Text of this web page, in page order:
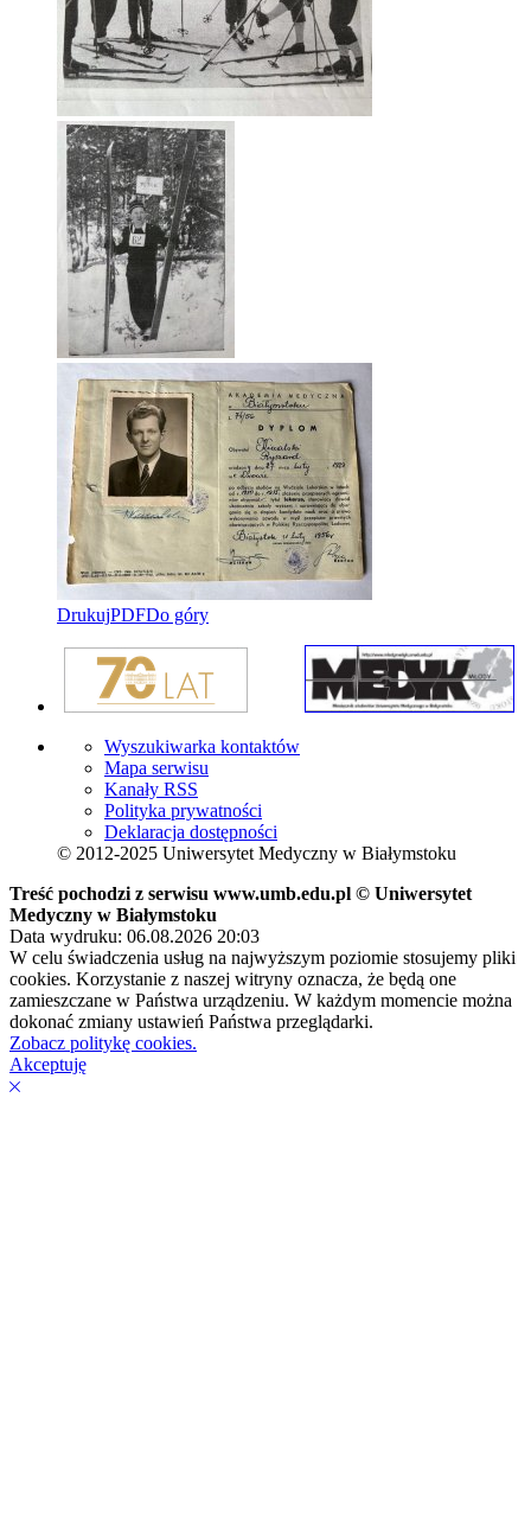
DrukujPDFDo góry
Wyszukiwarka kontaktów
Mapa serwisu
Kanały RSS
Polityka prywatności
Deklaracja dostępności
© 2012-2025 Uniwersytet Medyczny w Białymstoku
Treść pochodzi z serwisu www.umb.edu.pl © Uniwersytet
Medyczny w Białymstoku
Data wydruku: 06.08.2026 20:03
W celu świadczenia usług na najwyższym poziomie stosujemy pliki
cookies. Korzystanie z naszej witryny oznacza, że będą one
zamieszczane w Państwa urządzeniu. W każdym momencie można
dokonać zmiany ustawień Państwa przeglądarki.
Zobacz politykę cookies.
Akceptuję